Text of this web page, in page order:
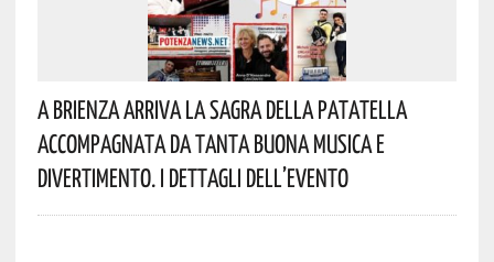
A Brienza Arriva La Sagra Della Patatella
Accompagnata Da Tanta Buona Musica E
Divertimento. I Dettagli Dell’evento